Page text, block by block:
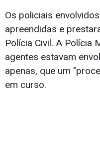
Os policiais
apreendidas e
Polícia Civil. A Polícia
agentes estavam
apenas, que um
em curso.